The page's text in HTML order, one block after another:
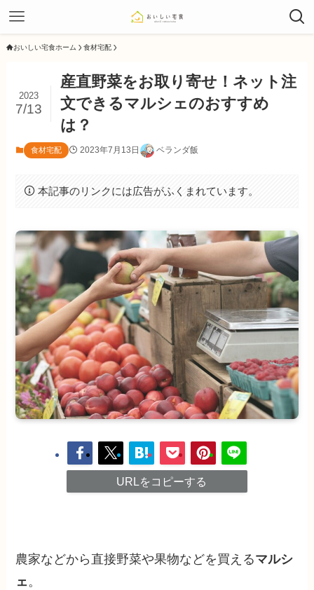
おいしい宅食ホーム 食材宅配
産直野菜をお取り寄せ！ネット注
文できるマルシェのおすすめ
は？
2023
7/13
食材宅配 2023年7月13日 ベランダ飯
本記事のリンクには広告がふくまれています。
URLをコピーする
農家などから直接野菜や果物などを買えるマルシ
ェ。